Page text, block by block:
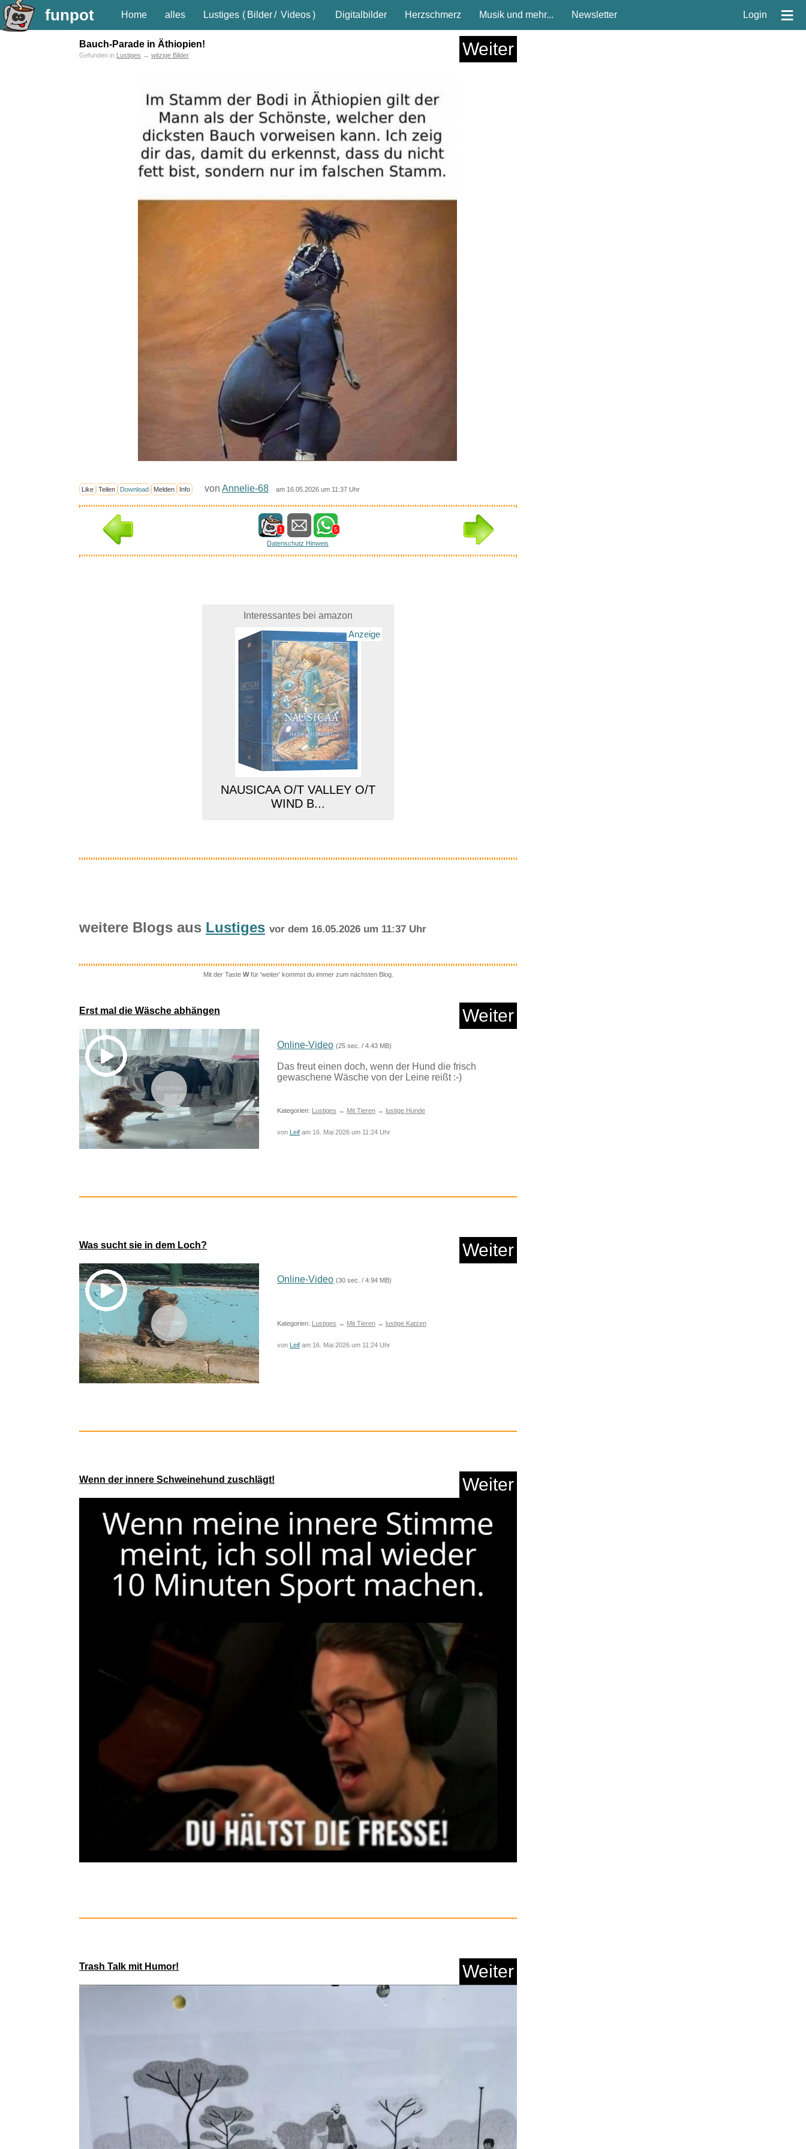
funpot Home alles Lustiges ( Bilder/ Videos) Digitalbilder Herzschmerz Musik und mehr... Newsletter Login ≡
Bauch-Parade in Äthiopien! Weiter
Gefunden in Lustiges → witzige Bilder
Like Teilen Download Melden Info von Annelie-68 am 16.05.2026 um 11:37 Uhr
1
5
Datenschutz Hinweis
Interessantes bei amazon
Anzeige
NAUSICAA O/T VALLEY O/T
WIND B...
Anzeige
Warmies® Wärmekissen/Sto...
Rachmaninow: die Glocken &
Anzeige
Collonil Waterstop Schuhcreme
...
weitere Blogs aus Lustiges vor dem 16.05.2026 um 11:37 Uhr
Mit der Taste Wfür 'weiter' kommst du immer zum nächsten Blog.
Erst mal die Wäsche abhängen Weiter
Vorschau
Online-Video (25 sec. / 4.43 MB)
Das freut einen doch, wenn der Hund die frisch
gewaschene Wäsche von der Leine reißt :-)
Kategorien: Lustiges → Mit Tieren → lustige Hunde
von Leif am 16. Mai 2026 um 11:24 Uhr
Was sucht sie in dem Loch? Weiter
Vorschau
Online-Video (30 sec. / 4.94 MB)
Kategorien: Lustiges → Mit Tieren → lustige Katzen
von Leif am 16. Mai 2026 um 11:24 Uhr
Wenn der innere Schweinehund zuschlägt! Weiter
Trash Talk mit Humor! Weiter